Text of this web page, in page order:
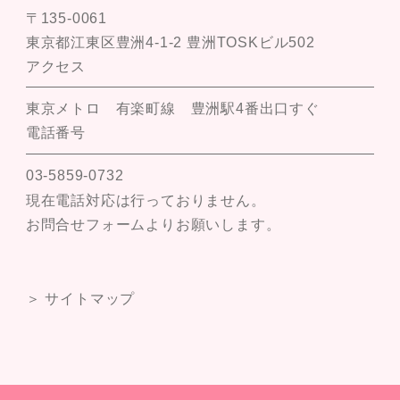
〒135-0061
東京都江東区豊洲4-1-2 豊洲TOSKビル502
アクセス
東京メトロ 有楽町線 豊洲駅4番出口すぐ
電話番号
03-5859-0732
現在電話対応は行っておりません。
お問合せフォームよりお願いします。
＞ サイトマップ